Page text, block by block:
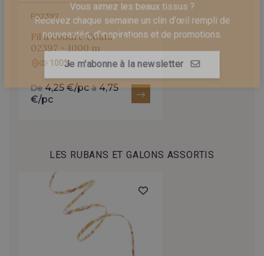
F02397
Fil à coudre Coats - - -
02397 - 1000 m
100%
De4,25 €/pc à4,75
€/pc
LES RUBANS ET GALONS ASSORTIS
Pour vous, couture rime avec détente ?
Vous aimez les beaux tissus ?
Recevez chaque semaine un clin d’œil rempli de
nouveautés, d’inspirations et de promotions.
Je m'abonne à la newsletter